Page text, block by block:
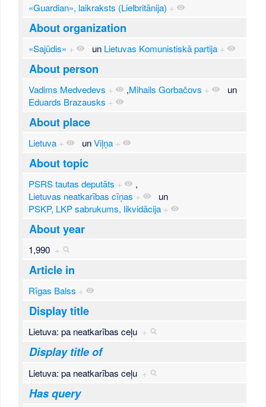
«Guardian», laikraksts (Lielbritānija) +
About organization
«Sajūdis» + un Lietuvas Komunistiskā partija +
About person
Vadims Medvedevs + ,Mihails Gorbačovs +
un
Eduards Brazausks +
About place
Lietuva + unViļņa +
About topic
PSRS tautas deputāts +
,
Lietuvas neatkarības cīņas +
un
PSKP, LKP sabrukums, likvidācija +
About year
1,990 +
Article in
Rīgas Balss +
Display title
Lietuva: pa neatkarības ceļu +
Display title of
Lietuva: pa neatkarības ceļu +
Has query